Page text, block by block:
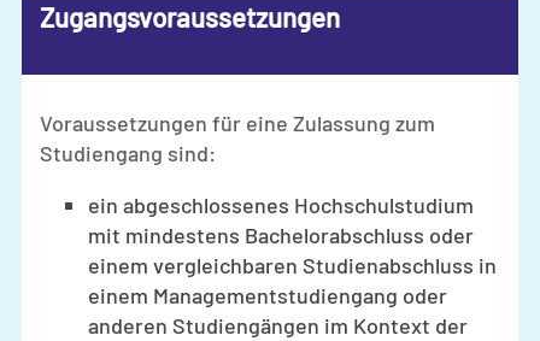
Zugangsvoraussetzungen
Voraussetzungen für eine Zulassung zum
Studiengang sind:
ein abgeschlossenes Hochschulstudium
mit mindestens Bachelorabschluss oder
einem vergleichbaren Studienabschluss in
einem Managementstudiengang oder
anderen Studiengängen im Kontext der